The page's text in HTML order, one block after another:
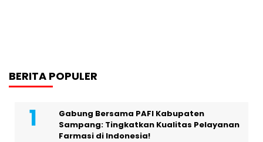
BERITA POPULER
Gabung Bersama PAFI Kabupaten
Sampang: Tingkatkan Kualitas Pelayanan
Farmasi di Indonesia!